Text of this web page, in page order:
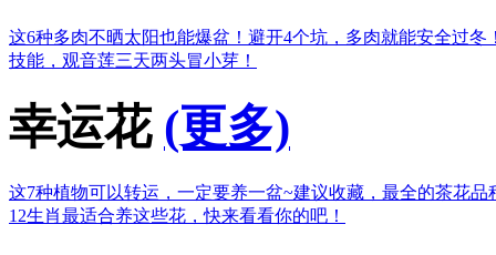
这6种多肉不晒太阳也能爆盆！ 避开4个坑，多肉就能安全过冬
技能，观音莲三天两头冒小芽！
幸运花 (更多)
这7种植物可以转运，一定要养一盆~建议收藏，最全的茶花品
12生肖最适合养这些花，快来看看你的吧！